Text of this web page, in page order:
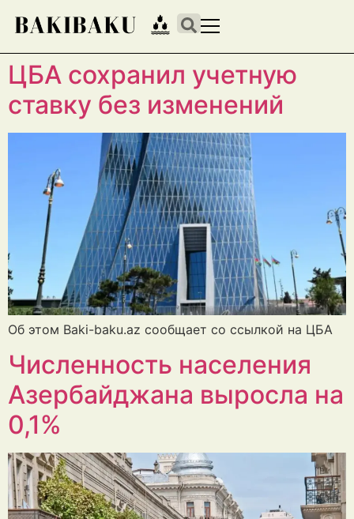
ЦБА сохранил учетную
ставку без изменений
Об этом Baki-baku.az сообщает со ссылкой на ЦБА
Численность населения
Азербайджана выросла на
0,1%